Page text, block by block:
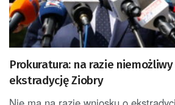
Prokuratura: na razie
ekstradycję Ziobry